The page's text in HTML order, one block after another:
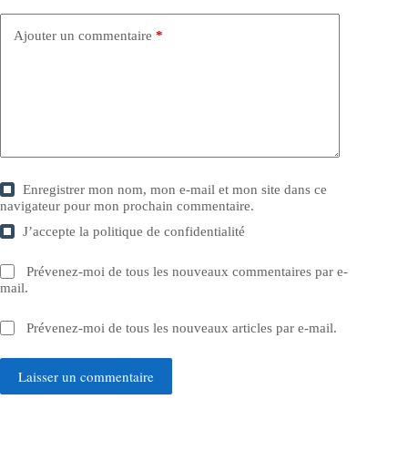
Ajouter un commentaire *
Enregistrer mon nom, mon e-mail et mon site dans ce
navigateur pour mon prochain commentaire.
J’accepte lapolitique de confidentialité
Prévenez-moi de tous les nouveaux commentaires par e-
mail.
Prévenez-moi de tous les nouveaux articles par e-mail.
Laisser un commentaire